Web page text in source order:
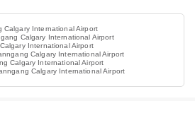
Calgary International Airport
Calgary International Airport
International Airport
Calgary International Airport
Calgary International Airport
Calgary International Airport